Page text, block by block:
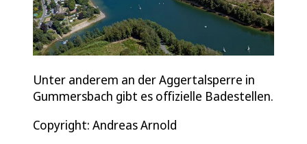
Unter anderem an der Aggertalsperre in
Gummersbach gibt es offizielle Badestellen.
Copyright: Andreas Arnold